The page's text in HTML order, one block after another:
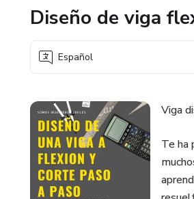
Diseño de viga
Español
Viga
Te ha